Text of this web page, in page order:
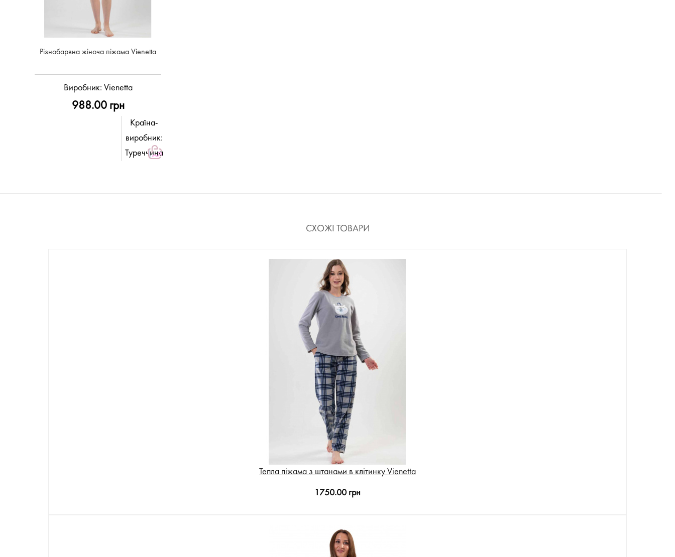
Рiзнобарвна жіноча піжама Vienetta
Виробник: Vienetta
988.00 грн
Країна-
виробник:
Туреччина
СХОЖІ ТОВАРИ
Тепла піжама з штанами в клітинку Vienetta
1750.00 грн